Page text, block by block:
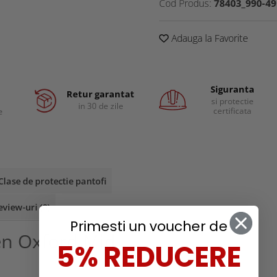
Cod Produs: 78403_990-49
Adauga la Favorite
Retur garantat
in 30 de zile
Siguranta
si protectie
certificata
de protectie pantofi
uri(0)
Oxford Mid
Primesti un voucher de
5% REDUCERE